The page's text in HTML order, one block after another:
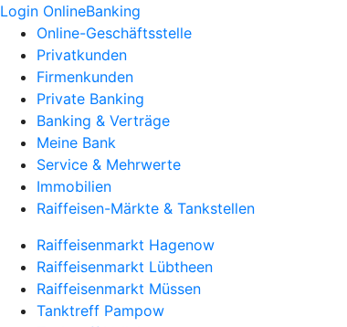
Login OnlineBanking
Online-Geschäftsstelle
Privatkunden
Firmenkunden
Private Banking
Banking & Verträge
Meine Bank
Service & Mehrwerte
Immobilien
Raiffeisen-Märkte & Tankstellen
Raiffeisenmarkt Hagenow
Raiffeisenmarkt Lübtheen
Raiffeisenmarkt Müssen
Tanktreff Pampow